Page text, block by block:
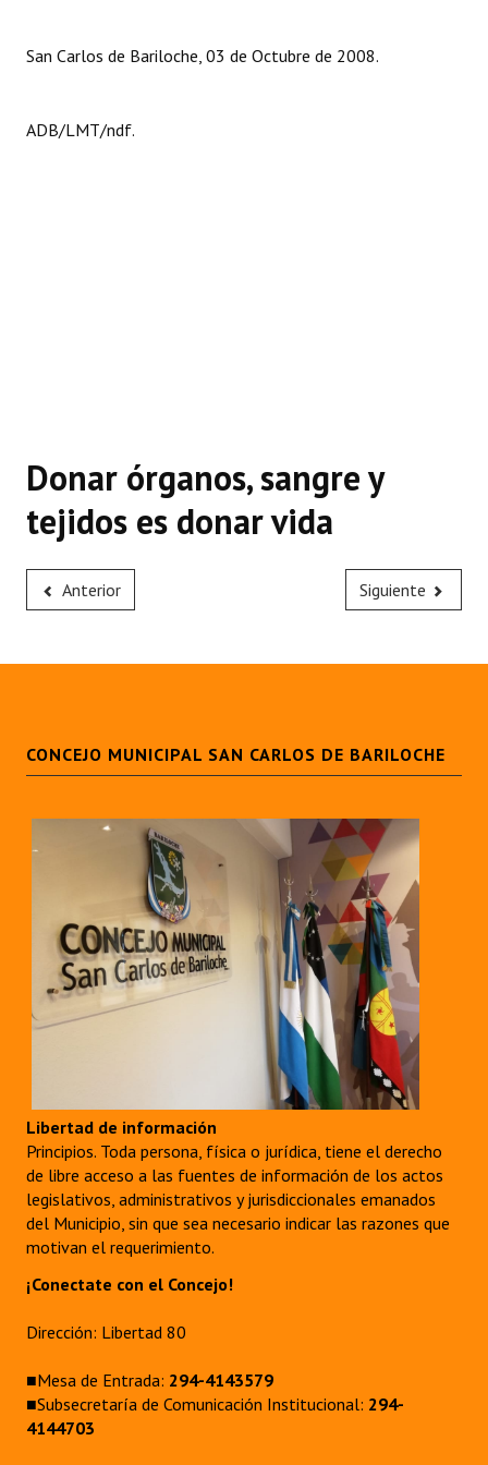
San Carlos de Bariloche, 03 de Octubre de 2008.
ADB/LMT/ndf.
Donar órganos, sangre y
tejidos es donar vida
Anterior Siguiente
CONCEJO MUNICIPAL SAN CARLOS DE BARILOCHE
Libertad de información
Principios. Toda persona, física o jurídica, tiene el derecho
de libre acceso a las fuentes de información de los actos
legislativos, administrativos y jurisdiccionales emanados
del Municipio, sin que sea necesario indicar las razones que
motivan el requerimiento.
¡Conectate con el Concejo!
Dirección: Libertad 80
■Mesa de Entrada: 294-4143579
■Subsecretaría de Comunicación Institucional: 294-
4144703